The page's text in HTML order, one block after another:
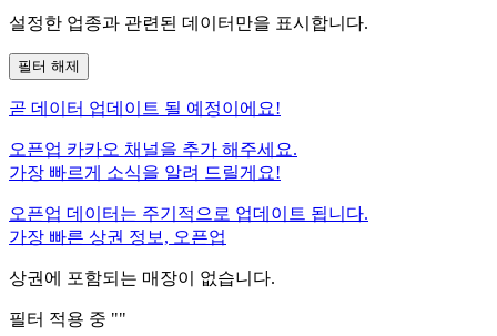
설정한 업종과 관련된 데이터만을 표시합니다.
필터 해제
곧 데이터 업데이트 될 예정이에요!
오픈업 카카오 채널을 추가 해주세요.
가장 빠르게 소식을 알려 드릴게요!
오픈업 데이터는 주기적으로 업데이트 됩니다.
가장 빠른 상권 정보, 오픈업
상권에 포함되는 매장이 없습니다.
필터 적용 중 ""